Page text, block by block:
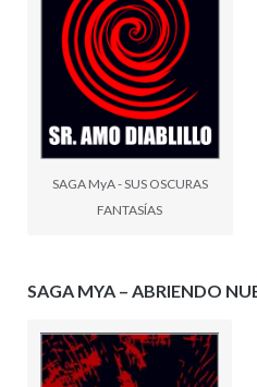
SAGA MyA - SUS OSCURAS
FANTASÍAS
SAGA MYA – ABRIENDO